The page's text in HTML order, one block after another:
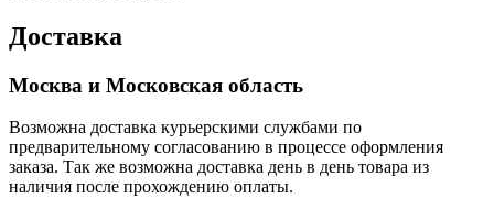
Доставка
Москва и Московская область
Возможна доставка курьерскими службами по
предварительному согласованию в процессе оформления
заказа. Так же возможна доставка день в день товара из
наличия после прохождению оплаты.